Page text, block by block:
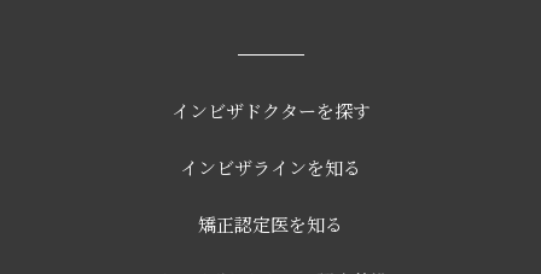
インビザドクターを探す
インビザラインを知る
矯正認定医を知る